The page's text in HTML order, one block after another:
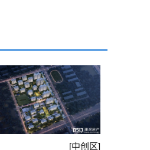
[中创区]